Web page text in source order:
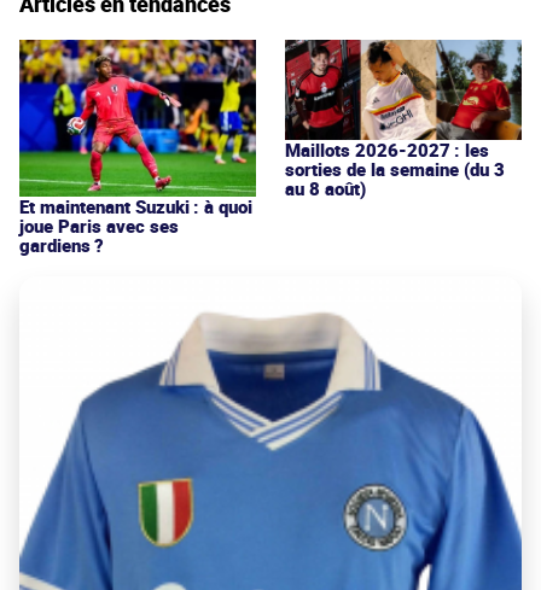
Et maintenant Suzuki : à quoi
joue Paris avec ses
gardiens ?
Maillots 2026-2027 : les
sorties de la semaine (du 3
au 8 août)